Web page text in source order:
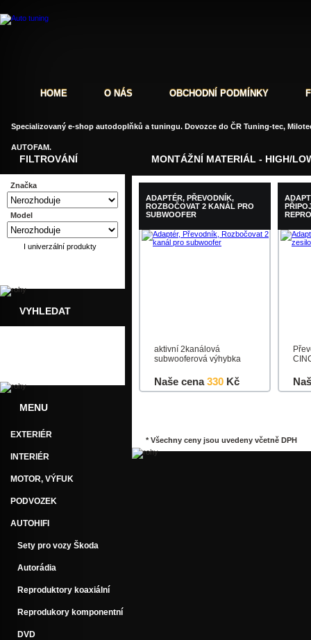
MONTÁŽNÍ MATERIÁL - HIGH/
ADAPTÉR, PŘEVODNÍK,
ROZBOČOVAT 2 KANÁL PRO
SUBWOOFER
aktivní 2kanálová
subwooferová výhybka
Naše cena330 Kč
* Všechny ceny jsou uvedeny včetně DPH
FILTROVÁNÍ
Značka
Model
I univerzální produkty
VYHLEDAT
MENU
EXTERIÉR
INTERIÉR
MOTOR, VÝFUK
PODVOZEK
AUTOHIFI
Sety pro vozy Škoda
Autorádia
Reproduktory koaxiální
Reprodukory komponentní
DVD
HOME O NÁS OBCHODNÍ PODMÍNKY
Specializovaný e-shop autodoplňků a tuningu. Dovozce do ČR Tuning-tec,
AUTOFAM.